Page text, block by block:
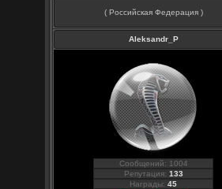
( Российская Федерация )
Aleksandr_P
Сообщений: 1004
Репутация: 133
Награды:45